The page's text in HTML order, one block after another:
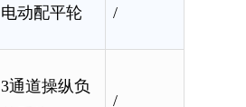
电动配平轮 /
3通道操纵负
/